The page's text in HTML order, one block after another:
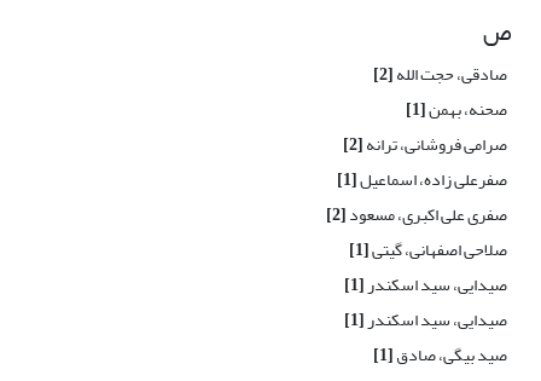
ص
صادقی، حجت الله[2]
صحنه، بهمن[1]
صرامی فروشانی، ترانه[2]
صفرعلی زاده، اسماعیل[1]
صفری علی اکبری، مسعود[2]
صلاحی اصفهانی، گیتی[1]
صیدایی، سید اسکندر[1]
صیدایی، سید اسکندر[1]
صید بیگی، صادق[1]